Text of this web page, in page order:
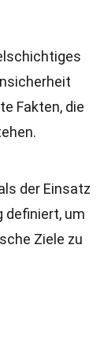
Fakten, die
der Einsatz
definiert, um
Ziele zu